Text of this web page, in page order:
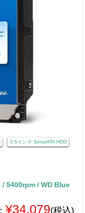
3.5インチ SerialATA HDD
/ 5400rpm / WD Blue
¥34,079(税込)